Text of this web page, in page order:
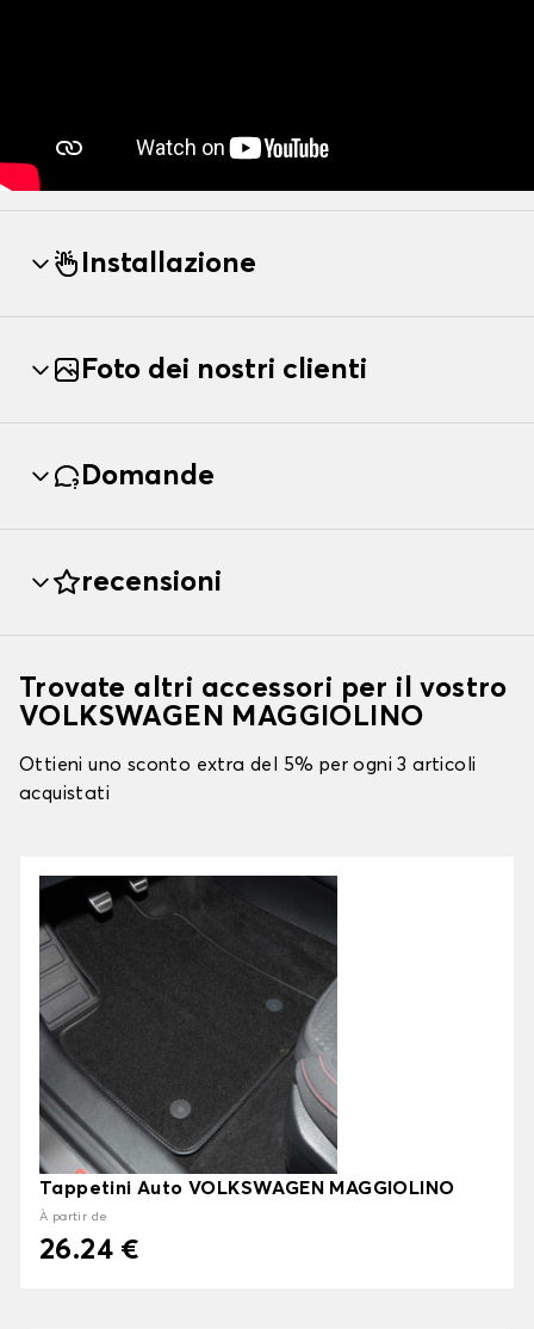
Installazione
Foto dei nostri clienti
Domande
recensioni
Trovate altri accessori per il vostro
VOLKSWAGEN MAGGIOLINO
Ottieni uno sconto extra del 5% per ogni 3 articoli
acquistati
Tappetini Auto VOLKSWAGEN MAGGIOLINO
À partir de
26.24 €